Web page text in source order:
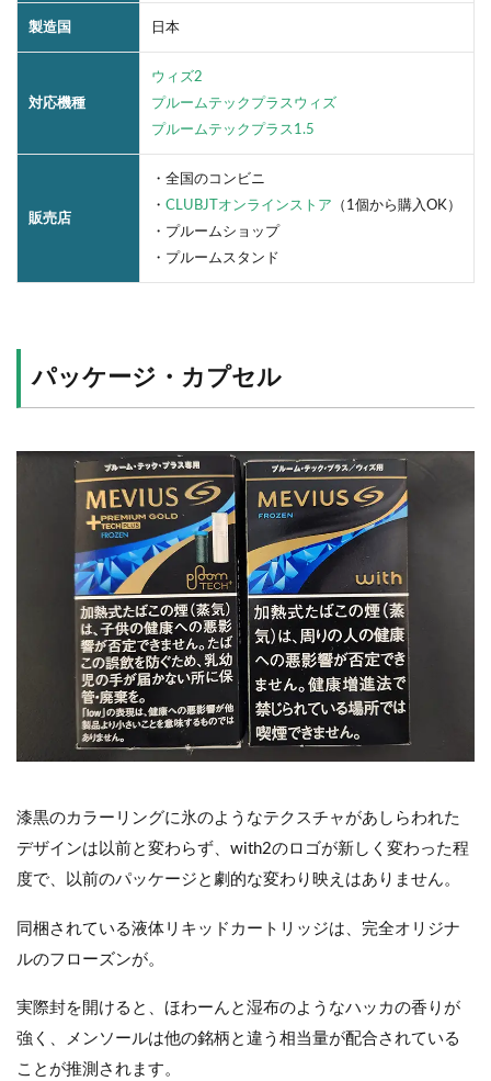
製造国 日本
対応機種
ウィズ2
プルームテックプラスウィズ
プルームテックプラス1.5
販売店
・全国のコンビニ
・ CLUBJTオンラインストア （1個から購入OK）
・プルームショップ
・プルームスタンド
パッケージ・カプセル
漆黒のカラーリングに氷のようなテクスチャがあしらわれた
デザインは以前と変わらず、with2のロゴが新しく変わった程
度で、以前のパッケージと劇的な変わり映えはありません。
同梱されている液体リキッドカートリッジは、完全オリジナ
ルのフローズンが。
実際封を開けると、ほわーんと湿布のようなハッカの香りが
強く、メンソールは他の銘柄と違う相当量が配合されている
ことが推測されます。